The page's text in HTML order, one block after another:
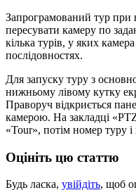
Запрограмований тур при
пересувати камеру по
кілька турів, у яких
послідовностях.
Для запуску туру з
нижньому лівому кутку
Праворуч відкриється
камерою. На закладці
«Tour», потім номер туру
Оцініть цю статтю
Будь ласка, увійдіть, щоб